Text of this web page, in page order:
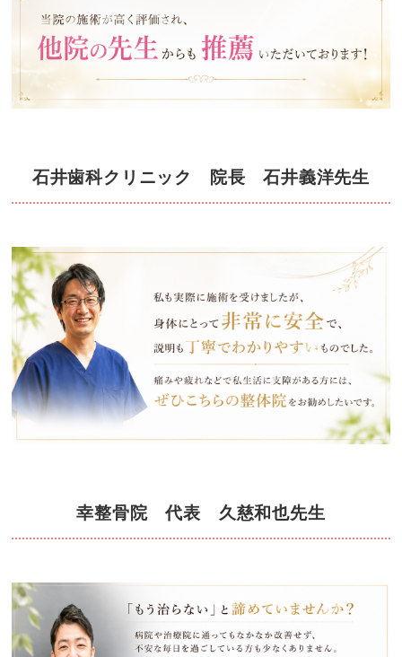
石井歯科クリニック 院長 石井義洋先生
幸整骨院 代表 久慈和也先生